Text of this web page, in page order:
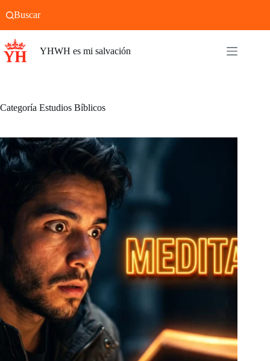
Buscar
YHWH es mi salvación
Categoría Estudios Bíblicos